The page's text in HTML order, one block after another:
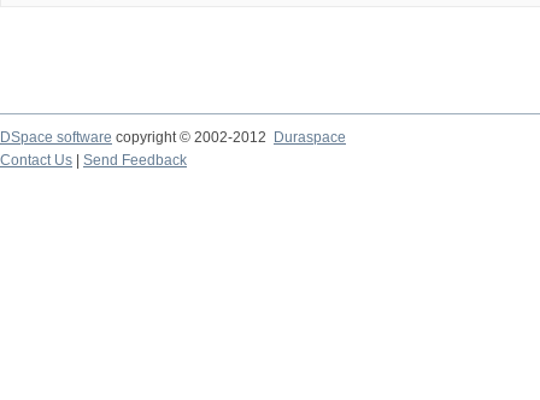
DSpace software copyright © 2002-2012
Duraspace
Contact Us
Send Feedback